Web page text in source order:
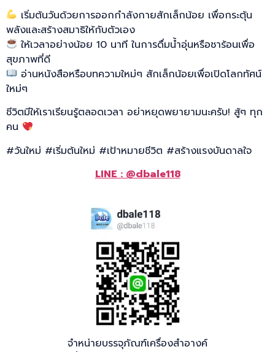
เริ่มต้นวันด้วยการออกกำลังกายสักเล็กน้อย เพื่อกระตุ้น
พลังและสร้างสมาธิให้กับตัวเอง
ให้เวลาอย่างน้อย 10 นาที ในการดื่มน้ำอุ่นหรือชาร้อนเพื่อ
สุขภาพที่ดี
อ่านหนังสือหรือบทความใหม่ๆ สักเล็กน้อยเพื่อเปิดโลกทัศน์
ใหม่ๆ
ชีวิตมีให้เราเรียนรู้ตลอดเวลา อย่าหยุดพยายามนะครับ! สู้ๆ ทุก
คน
#วันใหม่ #เริ่มต้นใหม่ #เป้าหมายชีวิต #สร้างแรงบันดาลใจ
LINE : @dbale118
จำหน่ายบรรจุภัณฑ์เครื่องสำอางค์